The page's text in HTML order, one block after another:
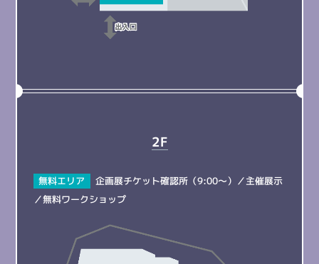
2F
無料エリア 企画展チケット確認所（9:00～） ／主催展示
／無料ワークショップ